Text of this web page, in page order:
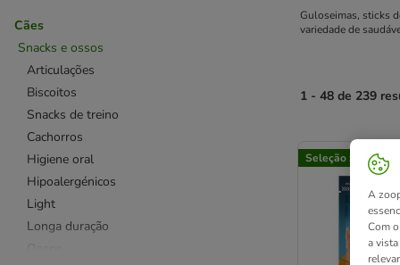
Cães
Snacks e ossos
Articulações
Biscoitos
Snacks de treino
Cachorros
Higiene oral
Hipoalergénicos
Light
Longa duração
Guloseimas, sticks
variedade de
1 - 48 de 239
product items
Seleção zooplus
A
Com
a